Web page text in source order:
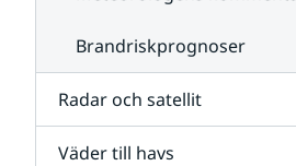
Brandriskprognoser
Radar och satellit
Väder till havs